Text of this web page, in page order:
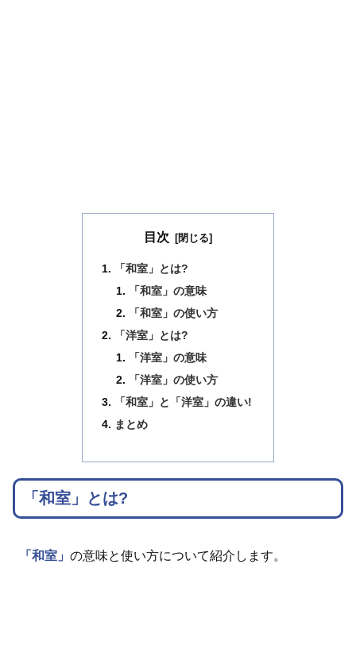
目次
「和室」とは?
「和室」の意味
「和室」の使い方
「洋室」とは?
「洋室」の意味
「洋室」の使い方
「和室」と「洋室」の違い!
まとめ
「和室」とは?
「和室」 の意味と使い方について紹介します。